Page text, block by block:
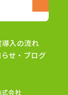
導入の流れ
せ・ブログ
会社